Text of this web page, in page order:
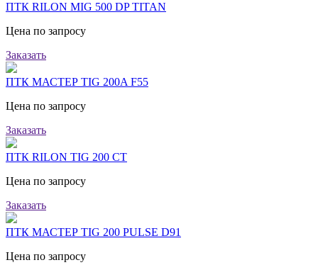
ПТК RILON MIG 500 DP TITAN
Цена по запросу
Заказать
ПТК МАСТЕР TIG 200A F55
Цена по запросу
Заказать
ПТК RILON TIG 200 CT
Цена по запросу
Заказать
ПТК МАСТЕР TIG 200 PULSE D91
Цена по запросу